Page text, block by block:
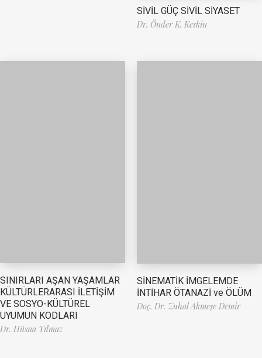
SİVİL GÜÇ SİVİL SİYASET
Dr. Önder K. Keskin
SINIRLARI AŞAN YAŞAMLAR
KÜLTÜRLERARASI İLETİŞİM
VE SOSYO-KÜLTÜREL
UYUMUN KODLARI
Dr. Hüsna Yılmaz
SİNEMATİK İMGELEMDE
İNTİHAR ÖTANAZİ ve ÖLÜM
Doç. Dr. Zuhal Akmeşe Demir